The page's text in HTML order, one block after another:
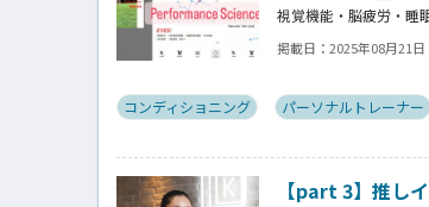
視覚機能・脳疲労・睡
析できる新サービス
木氏にアプリ開発に至
掲載日： 2025年08月21日
コンディショニング パーソナルトレーナー
【part 3】推し